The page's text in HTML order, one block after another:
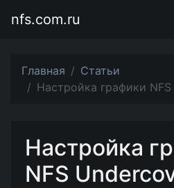
nfs.com.ru
Главная
Статьи
Настройка графики
Настройка
NFS